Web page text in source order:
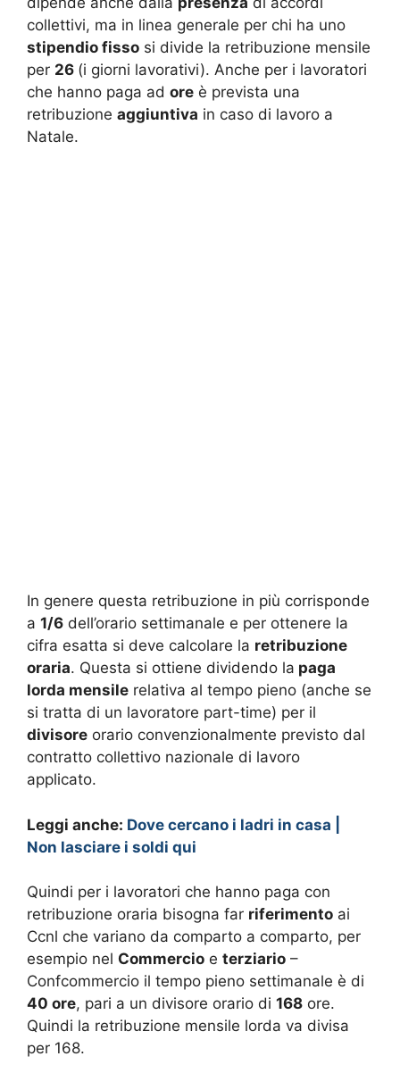
collettivi, ma in linea generale per chi ha uno
stipendio fisso si divide la retribuzione mensile
per 26 (i giorni lavorativi). Anche per i lavoratori
che hanno paga ad ore è prevista una
retribuzione aggiuntiva in caso di lavoro a
Natale.
In genere questa retribuzione in più corrisponde
a 1/6 dell’orario settimanale e per ottenere la
cifra esatta si deve calcolare la retribuzione
oraria. Questa si ottiene dividendo la paga
lorda mensile relativa al tempo pieno (anche se
si tratta di un lavoratore part-time) per il
divisore orario convenzionalmente previsto dal
contratto collettivo nazionale di lavoro
applicato.
Leggi anche: Dove cercano i ladri in casa |
Non lasciare i soldi qui
Quindi per i lavoratori che hanno paga con
retribuzione oraria bisogna far riferimento ai
Ccnl che variano da comparto a comparto, per
esempio nel Commercio e terziario –
Confcommercio il tempo pieno settimanale è di
40 ore, pari a un divisore orario di 168 ore.
Quindi la retribuzione mensile lorda va divisa
per 168.